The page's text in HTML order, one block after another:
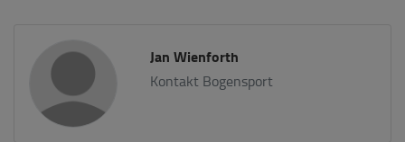
Jan Wienforth
Kontakt Bogensport